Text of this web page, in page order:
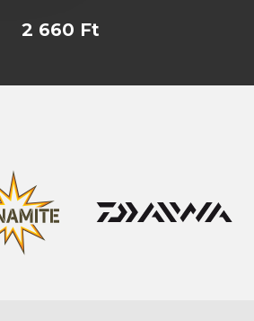
2 660 Ft